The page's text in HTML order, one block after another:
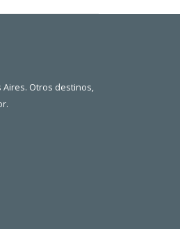
Aires. Otros destinos,